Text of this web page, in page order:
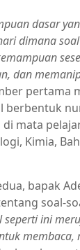
dasar
dimana
dan
pertama
berbentuk
mata
Kimia,
bapak
soal-
seperti ini
membaca,